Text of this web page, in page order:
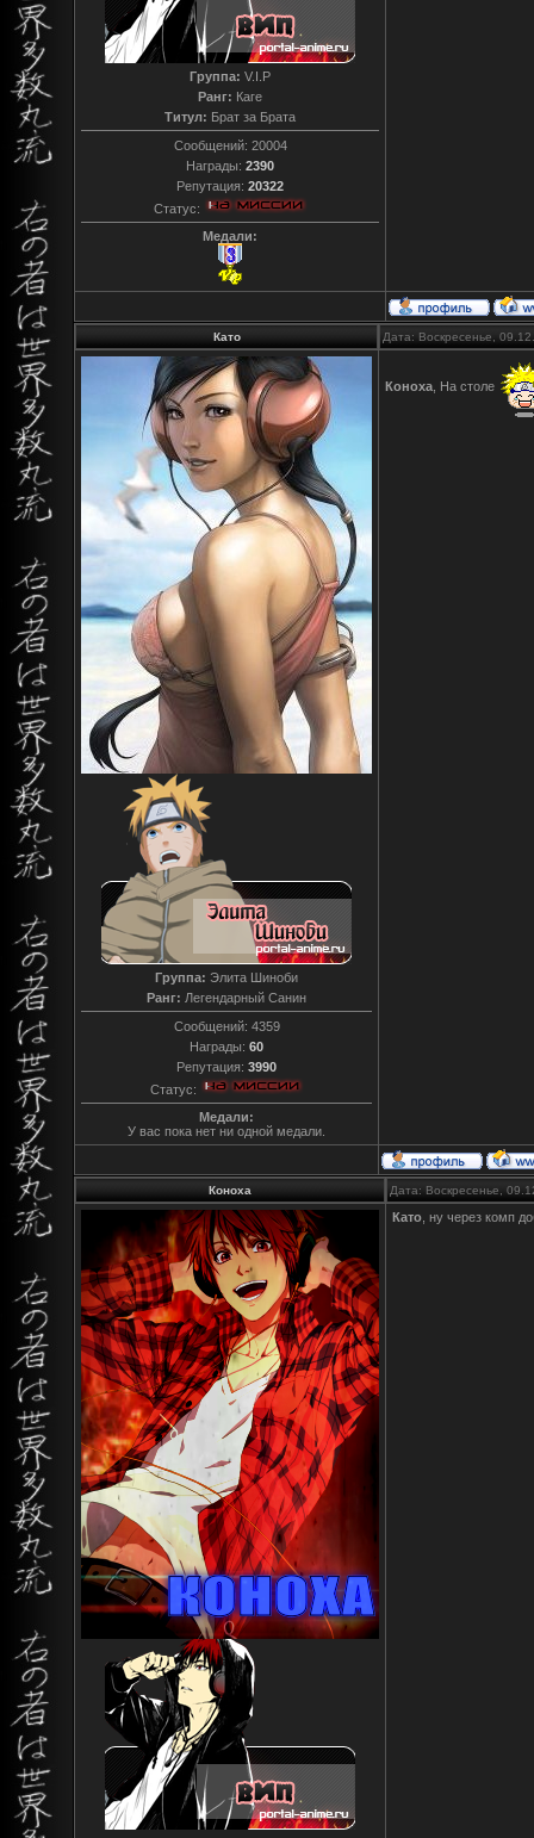
Группа: V.I.P
Ранг: Каге
Титул: Брат за Брата
Сообщений: 20004
Награды: 2390
Репутация: 20322
Статус:
Медали:
Като Дата: Воскресенье,
Группа: Элита Шиноби
Ранг: Легендарный Санин
Сообщений: 4359
Награды: 60
Репутация: 3990
Статус:
Медали:
У вас пока нет ни одной медали.
Коноха , На столе
Коноха Дата: Воскресенье,
Като , ну через комп